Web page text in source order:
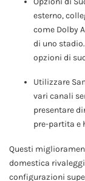
esterno,
come Dolby
di uno
opzioni di
Utilizzare
vari canali
presentare
pre-partita e
Questi
domestica
configurazioni